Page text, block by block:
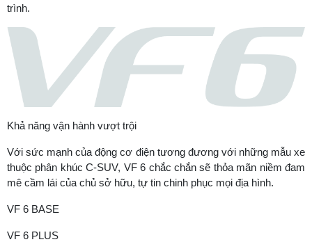
trình.
Khả năng vận hành vượt trội
Với sức mạnh của động cơ điện tương đương với những mẫu xe
thuộc phân khúc C-SUV, VF 6 chắc chắn sẽ thỏa mãn niềm đam
mê cầm lái của chủ sở hữu, tự tin chinh phục mọi địa hình.​
VF 6 BASE
VF 6 PLUS